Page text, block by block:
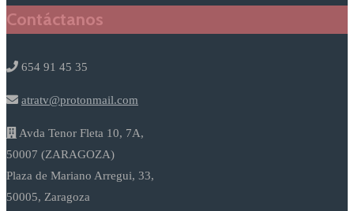
Contáctanos
654 91 45 35
atratv@protonmail.com
Avda Tenor Fleta 10, 7A,
50007 (ZARAGOZA)
Plaza de Mariano Arregui, 33,
50005, Zaragoza